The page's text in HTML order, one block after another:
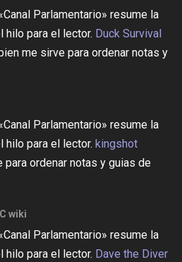
Parlamentario» resume la
hilo para el lector. Duck Survival
me sirve para ordenar notas y
Parlamentario» resume la
hilo para el lector. kingshot
para ordenar notas y guias de
wiki
Parlamentario» resume la
hilo para el lector. Dave the Diver